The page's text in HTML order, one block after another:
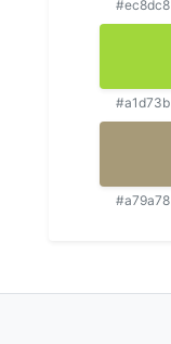
#ec8dc8
#a1d73b
#a79a78